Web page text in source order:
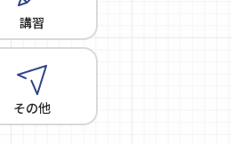
講習
その他